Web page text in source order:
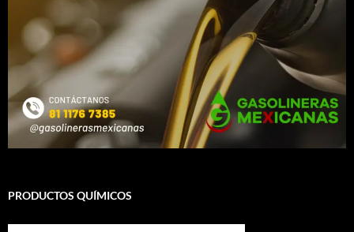
PRODUCTOS QUÍMICOS